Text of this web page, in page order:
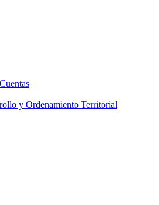
y Ordenamiento Territorial